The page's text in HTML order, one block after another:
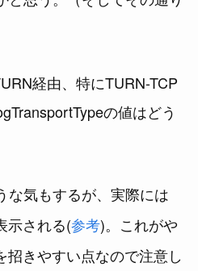
経由、特にTURN-TCP
の値はどう
な気もするが、実際には
示される(参考)。これがや
きやすい点なので注意し